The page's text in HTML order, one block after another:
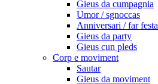
Gieus da cumpagnia
Umor / sgnoccas
Anniversari / far festa
Gieus da party
Gieus cun pleds
Corp e moviment
Sautar
Gieus da moviment